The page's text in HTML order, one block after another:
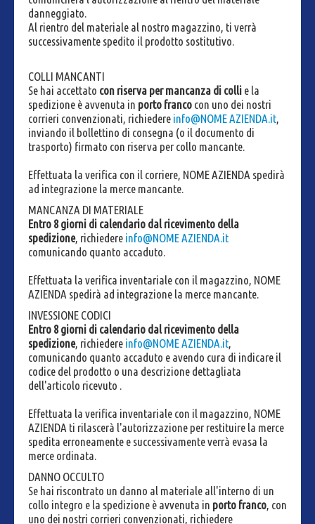
danneggiato.
Al rientro del materiale al nostro magazzino, ti verrà
successivamente spedito il prodotto sostitutivo.
COLLI MANCANTI
Se hai accettato con riserva per mancanza di colli e la
spedizione è avvenuta in porto franco con uno dei nostri
corrieri convenzionati, richiedere info@NOME AZIENDA.it,
inviando il bollettino di consegna (o il documento di
trasporto) firmato con riserva per collo mancante.
Effettuata la verifica con il corriere, NOME AZIENDA spedirà
ad integrazione la merce mancante.
MANCANZA DI MATERIALE
Entro 8 giorni di calendario dal ricevimento della
spedizione, richiedere info@NOME AZIENDA.it
comunicando quanto accaduto.
Effettuata la verifica inventariale con il magazzino, NOME
AZIENDA spedirà ad integrazione la merce mancante.
INVESSIONE CODICI
Entro 8 giorni di calendario dal ricevimento della
spedizione, richiedere info@NOME AZIENDA.it,
comunicando quanto accaduto e avendo cura di indicare il
codice del prodotto o una descrizione dettagliata
dell'articolo ricevuto .
Effettuata la verifica inventariale con il magazzino, NOME
AZIENDA ti rilascerà l'autorizzazione per restituire la merce
spedita erroneamente e successivamente verrà evasa la
merce ordinata.
DANNO OCCULTO
Se hai riscontrato un danno al materiale all'interno di un
collo integro e la spedizione è avvenuta in porto franco, con
uno dei nostri corrieri convenzionati, richiedere